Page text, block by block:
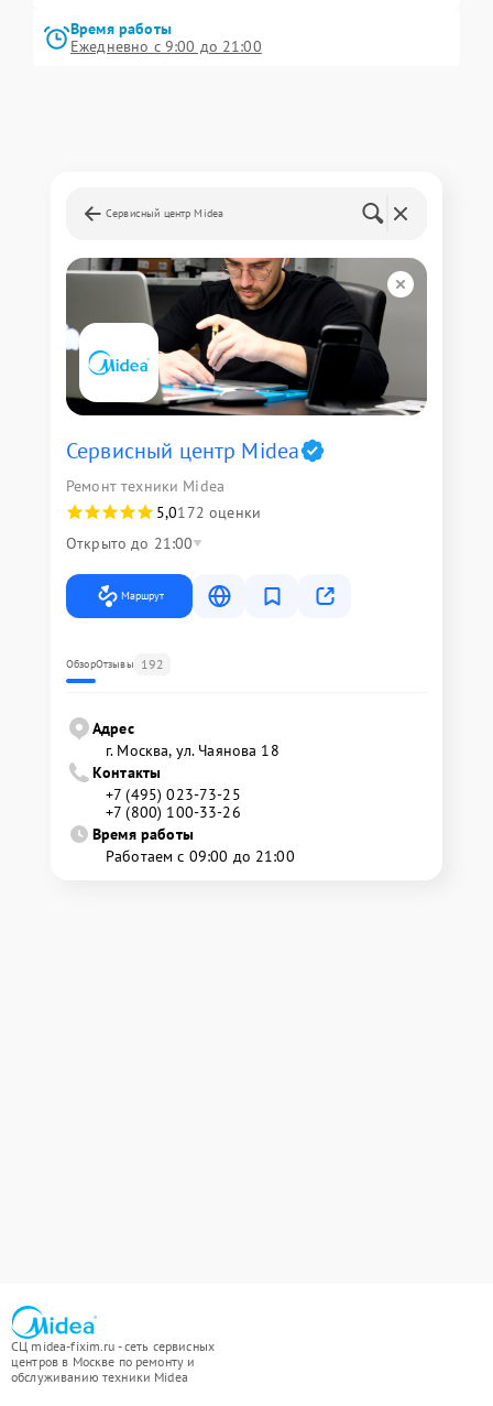
Время работы
Ежедневно с 9:00 до 21:00
Сервисный центр Midea
Сервисный центр Midea
Ремонт техники Midea
5,0172 оценки
Открыто до 21:00
Маршрут
ОбзорОтзывы 192
Адрес
г. Москва, ул. Чаянова 18
Контакты
+7 (495) 023-73-25
+7 (800) 100-33-26
Время работы
Работаем с 09:00 до 21:00
СЦ midea-fixim.ru - сеть сервисных
центров в Москве по ремонту и
обслуживанию техники Midea